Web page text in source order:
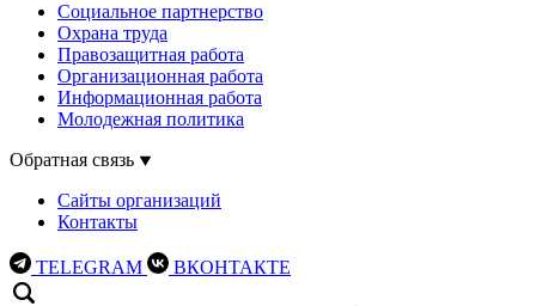
Социальное партнерство
Охрана труда
Правозащитная работа
Организационная работа
Информационная работа
Молодежная политика
Обратная связь
Сайты организаций
Контакты
TELEGRAM ВКОНТАКТЕ